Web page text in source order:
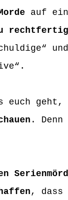
auf
euch geht,
. Denn
, dass